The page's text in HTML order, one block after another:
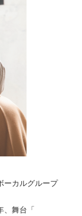
ーカルグループ
、舞台「